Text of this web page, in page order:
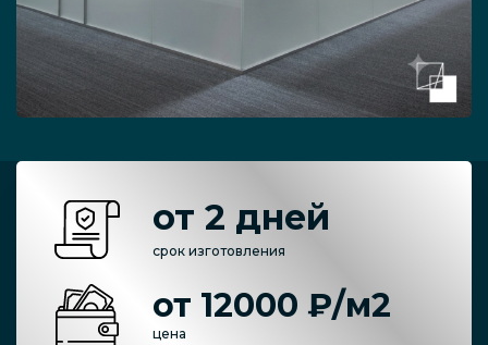
от 2 дней
срок изготовления
от 12000 ₽/м2
цена